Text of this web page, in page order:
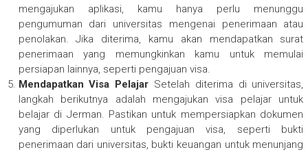
mengajukan aplikasi, kamu hanya perlu menunggu
pengumuman dari universitas mengenai penerimaan atau
penolakan. Jika diterima, kamu akan mendapatkan surat
penerimaan yang memungkinkan kamu untuk memulai
persiapan lainnya, seperti pengajuan visa.
Mendapatkan Visa Pelajar Setelah diterima di universitas,
langkah berikutnya adalah mengajukan visa pelajar untuk
belajar di Jerman. Pastikan untuk mempersiapkan dokumen
yang diperlukan untuk pengajuan visa, seperti bukti
penerimaan dari universitas, bukti keuangan untuk menunjang